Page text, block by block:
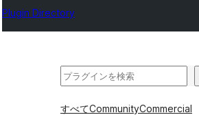
プ
Plugin Directory
検
すべてCommunityCommercial